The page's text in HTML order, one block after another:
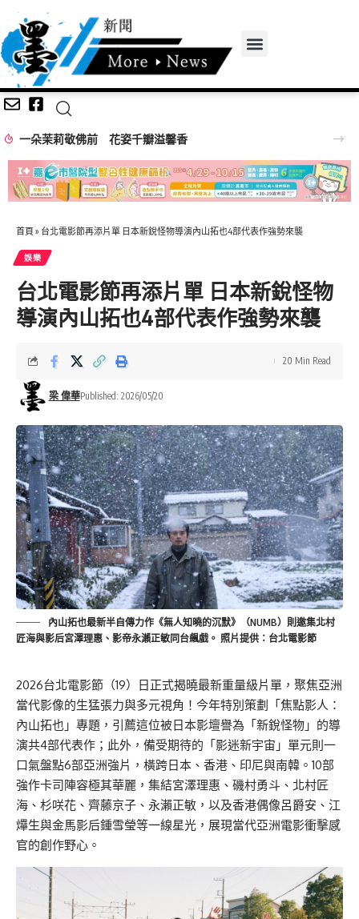
一朵茉莉敬佛前 花姿千瓣溢馨香
首頁 » 台北電影節再添片單 日本新銳怪物導演內山拓也4部代表作強勢來襲
娛樂
台北電影節再添片單 日本新銳怪物
導演內山拓也4部代表作強勢來襲
梁 偉華Published: 2026/05/20
20 Min Read
內山拓也最新半自傳力作《無人知曉的沉默》（NUMB）則邀集北村
匠海與影后宮澤理惠、影帝永瀨正敏同台飆戲。 照片提供：台北電影節
2026台北電影節（19）日正式揭曉最新重量級片單，聚焦亞洲
當代影像的生猛張力與多元視角！今年特別策劃「焦點影人：
內山拓也」專題，引薦這位被日本影壇譽為「新銳怪物」的導
演共4部代表作；此外，備受期待的「影迷新宇宙」單元則一
口氣盤點6部亞洲強片，橫跨日本、香港、印尼與南韓。10部
強作卡司陣容極其華麗，集結宮澤理惠、磯村勇斗、北村匠
海、杉咲花、齊藤京子、永瀨正敏，以及香港偶像呂爵安、江
𤒹生與金馬影后鍾雪瑩等一線星光，展現當代亞洲電影衝擊感
官的創作野心。